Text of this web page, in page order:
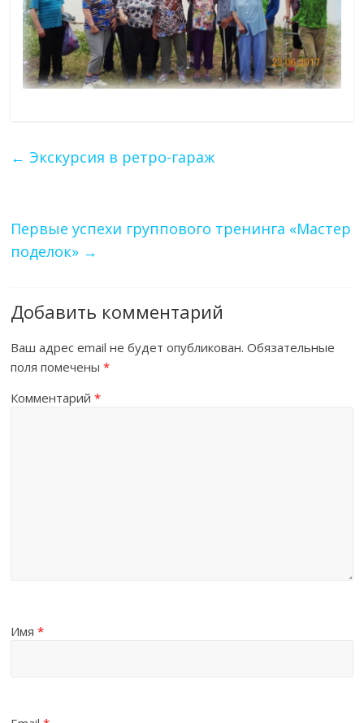
← Экскурсия в ретро-гараж
Первые успехи группового тренинга «Мастер
поделок» →
Добавить комментарий
Ваш адрес email не будет опубликован. Обязательные
поля помечены*
Комментарий*
Имя*